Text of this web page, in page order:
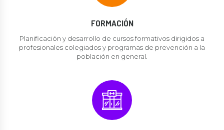
FORMACIÓN
Planificación y desarrollo de cursos formativos dirigidos a
profesionales colegiados y programas de prevención a la
población en general.